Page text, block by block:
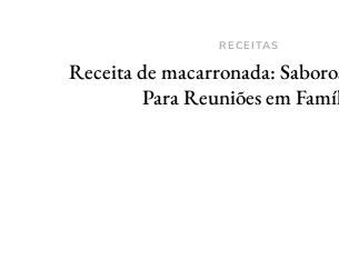
RECEITAS
Receita de macarronada:
Para Reuniões em